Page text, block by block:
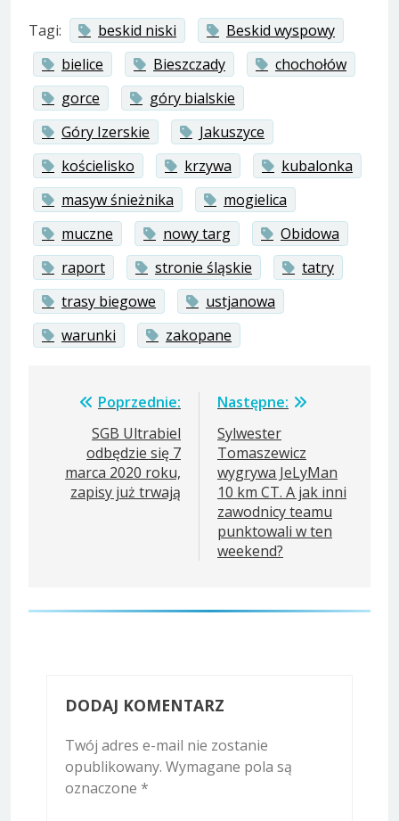
Tagi: beskid niski
Beskid wyspowy
bielice
Bieszczady
chochołów
gorce
góry bialskie
Góry Izerskie
Jakuszyce
kościelisko
krzywa
kubalonka
masyw śnieżnika
mogielica
muczne
nowy targ
Obidowa
raport
stronie śląskie
tatry
trasy biegowe
ustjanowa
warunki
zakopane
Nawigacja
wpisu
Poprzednie:
SGB Ultrabiel
odbędzie się 7
marca 2020 roku,
zapisy już trwają
Następne:
Sylwester
Tomaszewicz
wygrywa JeLyMan
10 km CT. A jak inni
zawodnicy teamu
punktowali w ten
weekend?
DODAJ KOMENTARZ
Twój adres e-mail nie zostanie
opublikowany. Wymagane pola są
oznaczone *